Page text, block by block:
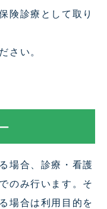
険診療として取り
さい。
場合、診療・看護
のみ行います。そ
場合は利用目的を